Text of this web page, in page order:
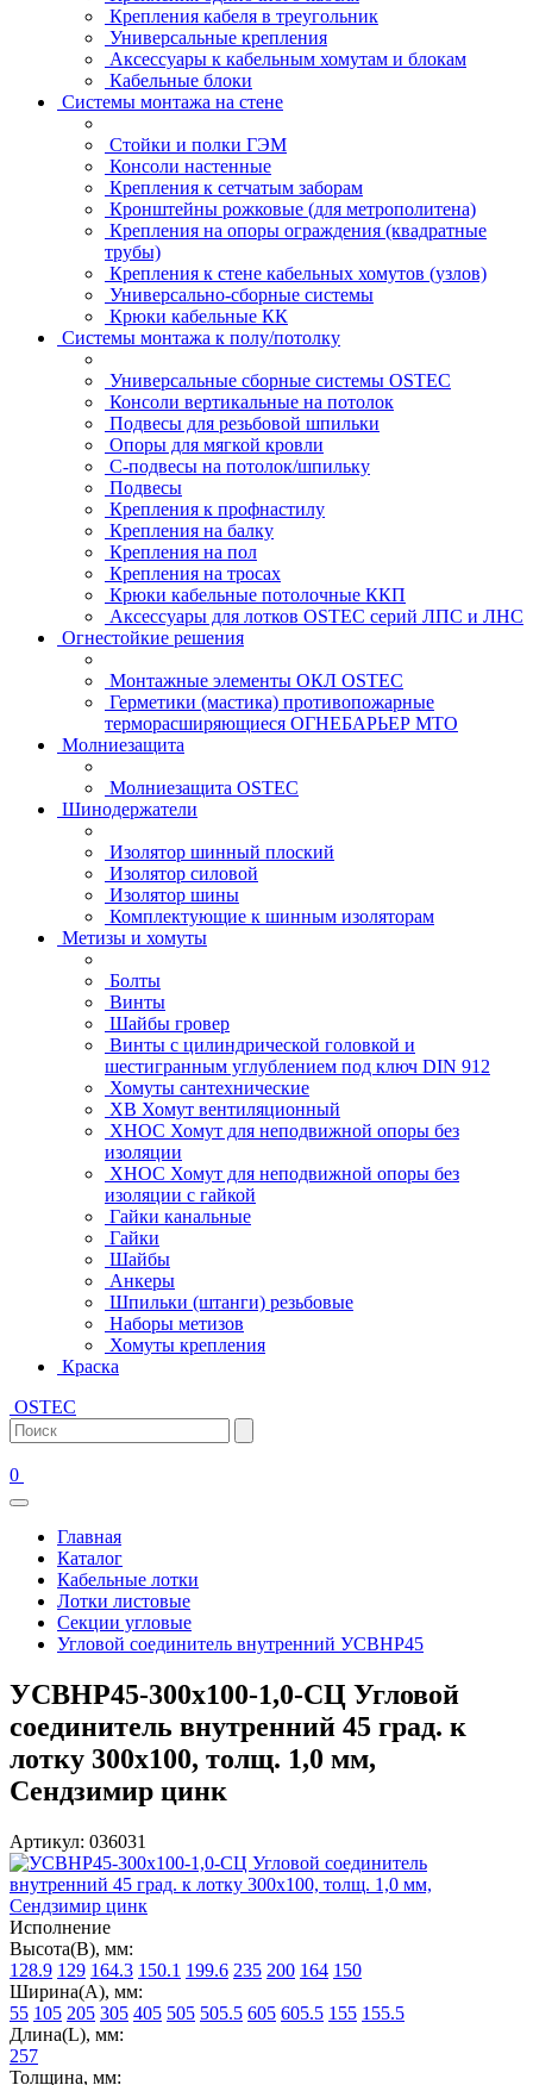
Крепления кабеля в треугольник
Универсальные крепления
Аксессуары к кабельным хомутам и блокам
Кабельные блоки
Системы монтажа на стене
Стойки и полки ГЭМ
Консоли настенные
Крепления к сетчатым заборам
Кронштейны рожковые (для метрополитена)
Крепления на опоры ограждения (квадратные
трубы)
Крепления к стене кабельных хомутов (узлов)
Универсально-сборные системы
Крюки кабельные КК
Системы монтажа к полу/потолку
Универсальные сборные системы OSTEC
Консоли вертикальные на потолок
Подвесы для резьбовой шпильки
Опоры для мягкой кровли
С-подвесы на потолок/шпильку
Подвесы
Крепления к профнастилу
Крепления на балку
Крепления на пол
Крепления на тросах
Крюки кабельные потолочные ККП
Аксессуары для лотков OSTEC серий ЛПС и ЛНС
Огнестойкие решения
Монтажные элементы ОКЛ OSTEC
Герметики (мастика) противопожарные
терморасширяющиеся ОГНЕБАРЬЕР МТО
Молниезащита
Молниезащита OSTEC
Шинодержатели
Изолятор шинный плоский
Изолятор силовой
Изолятор шины
Комплектующие к шинным изоляторам
Метизы и хомуты
Болты
Винты
Шайбы гровер
Винты с цилиндрической головкой и
шестигранным углублением под ключ DIN 912
Хомуты сантехнические
ХВ Хомут вентиляционный
ХНОС Хомут для неподвижной опоры без
изоляции
ХНОС Хомут для неподвижной опоры без
изоляции с гайкой
Гайки канальные
Гайки
Шайбы
Анкеры
Шпильки (штанги) резьбовые
Наборы метизов
Хомуты крепления
Краска
OSTEC
0
Главная
Каталог
Кабельные лотки
Лотки листовые
Секции угловые
Угловой соединитель внутренний УСВНР45
УСВНР45-300х100-1,0-СЦ Угловой
соединитель внутренний 45 град. к
лотку 300х100, толщ. 1,0 мм,
Сендзимир цинк
Артикул: 036031
Исполнение
Высота(В), мм:
128.9 129 164.3 150.1 199.6 235 200 164 150
Ширина(А), мм:
55 105 205 305 405 505 505.5 605 605.5 155 155.5
Длина(L), мм:
257
Толщина, мм: